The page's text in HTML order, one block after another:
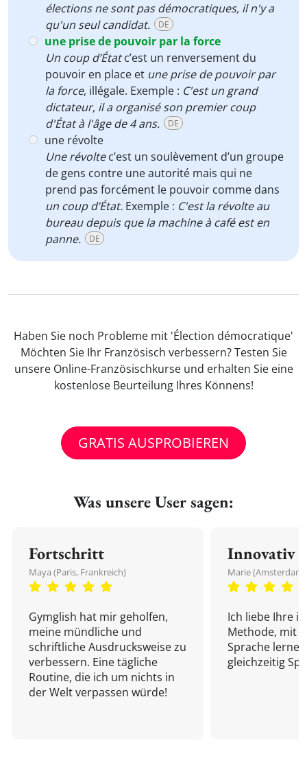
élections ne sont pas démocratiques, il n'y a
qu'un seul candidat.
DE
une prise de pouvoir par la force
Un coup d’Étatc’est un renversement du
pouvoir en place et une prise de pouvoir par
la force, illégale. Exemple : C'est un grand
dictateur, il a organisé son premier coup
d'État à l'âge de 4 ans.
DE
une révolte
Une révoltec’est un soulèvement d’un groupe
de gens contre une autorité mais qui ne
prend pas forcément le pouvoir comme dans
un coup d’État. Exemple : C'est la révolte au
bureau depuis que la machine à café est en
panne.
DE
Haben Sie noch Probleme mit 'Élection démocratique'
Möchten Sie Ihr Französisch verbessern? Testen Sie
unsere Online-Französischkurse und erhalten Sie eine
kostenlose Beurteilung Ihres Könnens!
GRATIS AUSPROBIEREN
Was unsere User sagen:
Fortschritt
Maya (Paris, Frankreich)
Gymglish hat mir geholfen,
meine mündliche und
schriftliche Ausdrucksweise zu
verbessern. Eine tägliche
Routine, die ich um nichts in
der Welt verpassen würde!
Innovativ
Marie
Ich liebe Ihre
Methode, mit
Sprache
gleichzeitig